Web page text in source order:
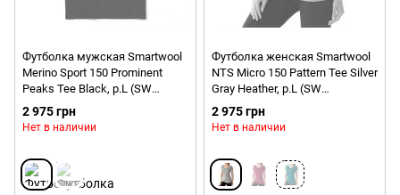
Футболка мужская Smartwool
Merino Sport 150 Prominent
Peaks Tee Black, р.L (SW
15160.001-L)
2 975 грн
Нет в наличии
Футболка женская Smartwool
NTS Micro 150 Pattern Tee Silver
Gray Heather, р.L (SW
SN408.040-L)
2 975 грн
Нет в наличии